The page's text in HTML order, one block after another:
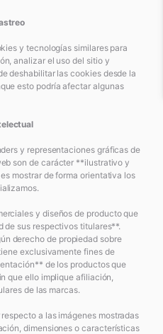
y tecnologías similares para
analizar el uso del sitio y
deshabilitar las cookies desde la
esto podría afectar algunas
y representaciones gráficas de
son de carácter **ilustrativo y
mostrar de forma orientativa los
y diseños de producto que
de sus respectivos titulares**.
derecho de propiedad sobre
exclusivamente fines de
de los productos que
que ello implique afiliación,
de las marcas.
a las imágenes mostradas
dimensiones o características